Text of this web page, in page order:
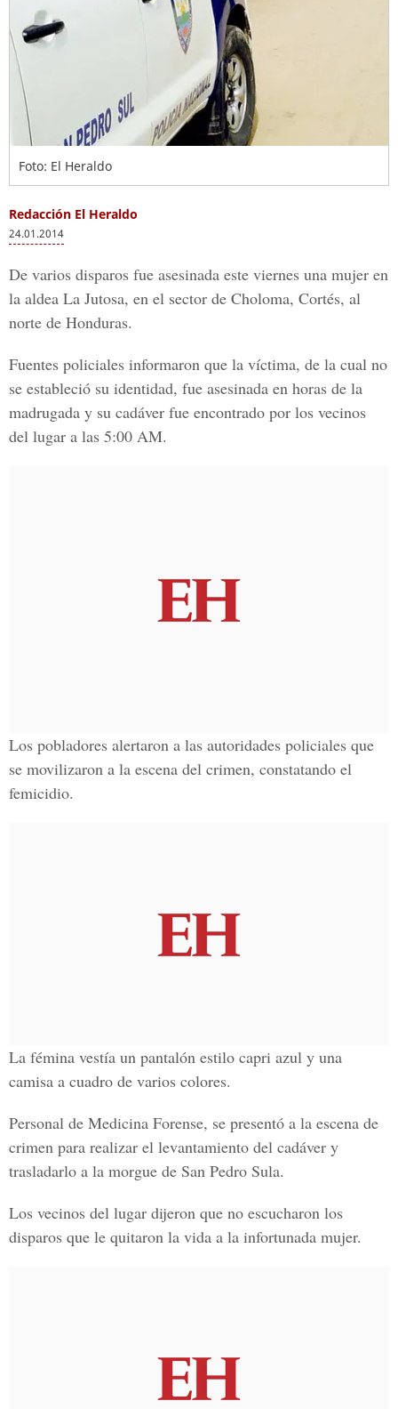
Foto: El Heraldo
Redacción El Heraldo
24.01.2014
De varios disparos fue asesinada este viernes una mujer en
la aldea La Jutosa, en el sector de Choloma, Cortés, al
norte de Honduras.
Fuentes policiales informaron que la víctima, de la cual no
se estableció su identidad, fue asesinada en horas de la
madrugada y su cadáver fue encontrado por los vecinos
del lugar a las 5:00 AM.
Los pobladores alertaron a las autoridades policiales que
se movilizaron a la escena del crimen, constatando el
femicidio.
La fémina vestía un pantalón estilo capri azul y una
camisa a cuadro de varios colores.
Personal de Medicina Forense, se presentó a la escena de
crimen para realizar el levantamiento del cadáver y
trasladarlo a la morgue de San Pedro Sula.
Los vecinos del lugar dijeron que no escucharon los
disparos que le quitaron la vida a la infortunada mujer.